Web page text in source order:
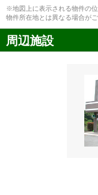
※地図上に表示される物件の
物件所在地とは異なる場合がご
周辺施設